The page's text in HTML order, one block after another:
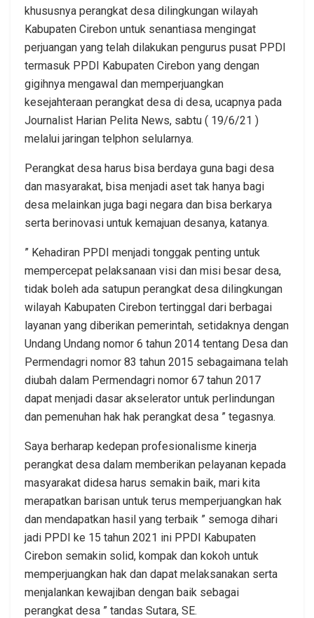
khususnya perangkat desa dilingkungan wilayah
Kabupaten Cirebon untuk senantiasa mengingat
perjuangan yang telah dilakukan pengurus pusat PPDI
termasuk PPDI Kabupaten Cirebon yang dengan
gigihnya mengawal dan memperjuangkan
kesejahteraan perangkat desa di desa, ucapnya pada
Journalist Harian Pelita News, sabtu ( 19/6/21 )
melalui jaringan telphon selularnya.
Perangkat desa harus bisa berdaya guna bagi desa
dan masyarakat, bisa menjadi aset tak hanya bagi
desa melainkan juga bagi negara dan bisa berkarya
serta berinovasi untuk kemajuan desanya, katanya.
” Kehadiran PPDI menjadi tonggak penting untuk
mempercepat pelaksanaan visi dan misi besar desa,
tidak boleh ada satupun perangkat desa dilingkungan
wilayah Kabupaten Cirebon tertinggal dari berbagai
layanan yang diberikan pemerintah, setidaknya dengan
Undang Undang nomor 6 tahun 2014 tentang Desa dan
Permendagri nomor 83 tahun 2015 sebagaimana telah
diubah dalam Permendagri nomor 67 tahun 2017
dapat menjadi dasar akselerator untuk perlindungan
dan pemenuhan hak hak perangkat desa ” tegasnya.
Saya berharap kedepan profesionalisme kinerja
perangkat desa dalam memberikan pelayanan kepada
masyarakat didesa harus semakin baik, mari kita
merapatkan barisan untuk terus memperjuangkan hak
dan mendapatkan hasil yang terbaik ” semoga dihari
jadi PPDI ke 15 tahun 2021 ini PPDI Kabupaten
Cirebon semakin solid, kompak dan kokoh untuk
memperjuangkan hak dan dapat melaksanakan serta
menjalankan kewajiban dengan baik sebagai
perangkat desa ” tandas Sutara, SE.